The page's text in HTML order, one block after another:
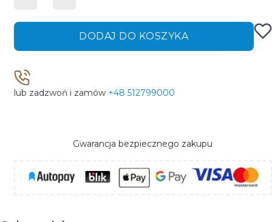
DODAJ DO KOSZYKA
lub zadzwoń i zamów +48 512799000
Gwarancja bezpiecznego zakupu